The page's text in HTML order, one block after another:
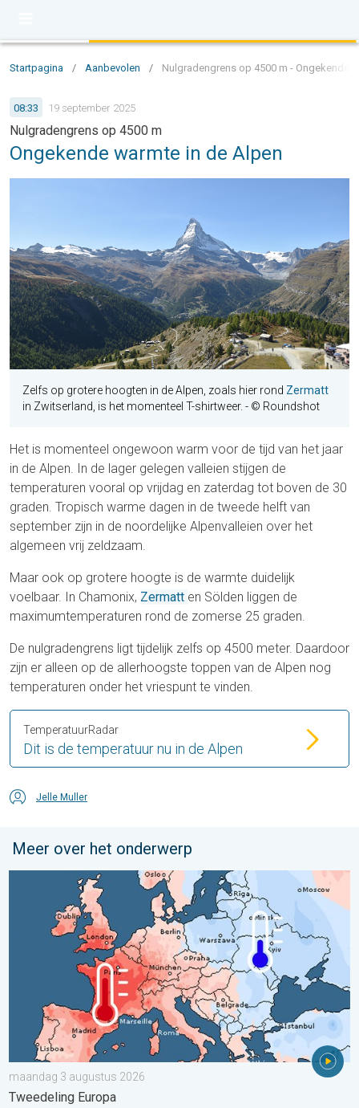
Startpagina / Aanbevolen / Nulgradengrens op 4500 m - Ongekende
08:33 19 september 2025
Nulgradengrens op 4500 m
Ongekende warmte in de Alpen
Zelfs op grotere hoogten in de Alpen, zoals hier rond Zermatt
in Zwitserland, is het momenteel T-shirtweer. - © Roundshot
Het is momenteel ongewoon warm voor de tijd van het jaar
in de Alpen. In de lager gelegen valleien stijgen de
temperaturen vooral op vrijdag en zaterdag tot boven de 30
graden. Tropisch warme dagen in de tweede helft van
september zijn in de noordelijke Alpenvalleien over het
algemeen vrij zeldzaam.
Maar ook op grotere hoogte is de warmte duidelijk
voelbaar. In Chamonix, Zermatt en Sölden liggen de
maximumtemperaturen rond de zomerse 25 graden.
De nulgradengrens ligt tijdelijk zelfs op 4500 meter. Daardoor
zijn er alleen op de allerhoogste toppen van de Alpen nog
temperaturen onder het vriespunt te vinden.
Dit is de temperatuur nu in de Alpen
TemperatuurRadar
Jelle Muller
Meer over het onderwerp
Grote weersverschillen in juli. Tweedeling Europa. . .
maandag 3 augustus 2026
Tweedeling Europa